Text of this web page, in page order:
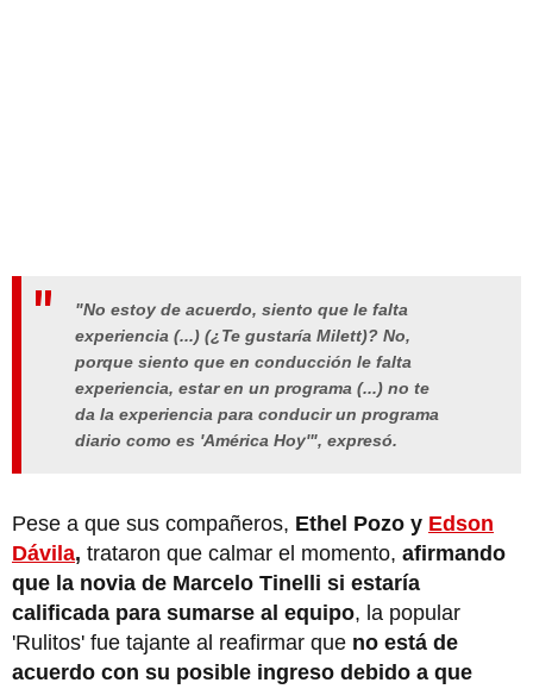
"No estoy de acuerdo, siento que le falta
experiencia (...) (¿Te gustaría Milett)? No,
porque siento que en conducción le falta
experiencia, estar en un programa (...) no te
da la experiencia para conducir un programa
diario como es 'América Hoy'", expresó.
Pese a que sus compañeros, Ethel Pozo y Edson
Dávila, trataron que calmar el momento, afirmando
que la novia de Marcelo Tinelli si estaría
calificada para sumarse al equipo, la popular
'Rulitos' fue tajante al reafirmar que no está de
acuerdo con su posible ingreso debido a que